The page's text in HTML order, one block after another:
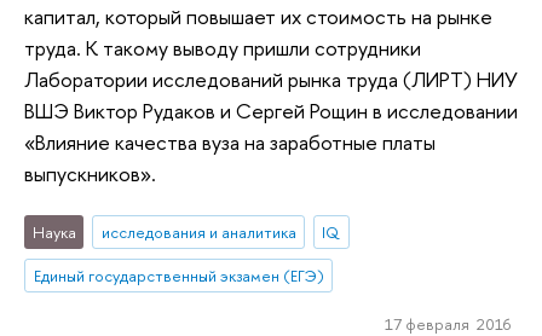
капитал, который повышает их стоимость на рынке
труда. К такому выводу пришли сотрудники
Лаборатории исследований рынка труда (ЛИРТ) НИУ
ВШЭ Виктор Рудаков и Сергей Рощин в исследовании
«Влияние качества вуза на заработные платы
выпускников».
Наука исследования и аналитика
IQ
Единый государственный экзамен (ЕГЭ)
17 февраля 2016